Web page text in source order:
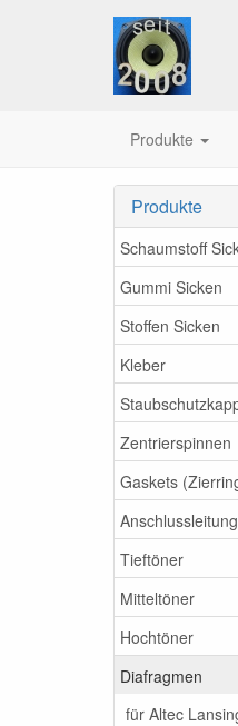
Produkte
Produkte
Schaumstoff
Gummi Sicken
Stoffen Sicken
Kleber
Zentrierspinnen
Gaskets
Tieftöner
Mitteltöner
Hochtöner
Diafragmen
für Altec